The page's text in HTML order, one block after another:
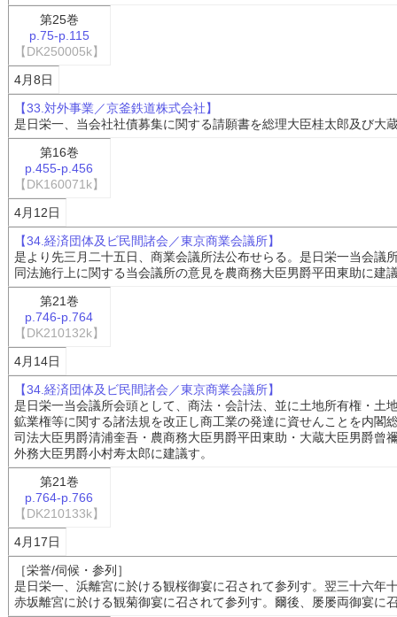
第25巻
p.75-p.115
【DK250005k】
4月8日
【33.対外事業／京釜鉄道株式会社】
是日栄一、当会社社債募集に関する請願書を総理大臣桂太郎及び大
第16巻
p.455-p.456
【DK160071k】
4月12日
【34.経済団体及ビ民間諸会／東京商業会議所】
是より先三月二十五日、商業会議所法公布せらる。是日栄一当会議
同法施行上に関する当会議所の意見を農商務大臣男爵平田東助に建
第21巻
p.746-p.764
【DK210132k】
4月14日
【34.経済団体及ビ民間諸会／東京商業会議所】
是日栄一当会議所会頭として、商法・会計法、並に土地所有権・土
鉱業権等に関する諸法規を改正し商工業の発達に資せんことを内閣
司法大臣男爵清浦奎吾・農商務大臣男爵平田東助・大蔵大臣男爵曾
外務大臣男爵小村寿太郎に建議す。
第21巻
p.764-p.766
【DK210133k】
4月17日
［栄誉/伺候・参列］
是日栄一、浜離宮に於ける観桜御宴に召されて参列す。翌三十六年
赤坂離宮に於ける観菊御宴に召されて参列す。爾後、屡屡両御宴に